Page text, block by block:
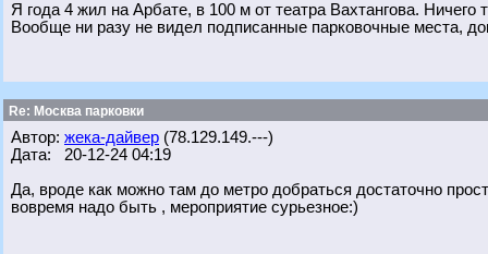
Я года 4 жил на Арбате, в 100 м от театра Вахтангова.
Вообще ни разу не видел подписанные парковочные места,
Re: Москва парковки
Автор: жека-дайвер (78.129.149.---)
Дата: 20-12-24 04:19
Да, вроде как можно там до метро добраться достаточно
вовремя надо быть , мероприятие сурьезное:)